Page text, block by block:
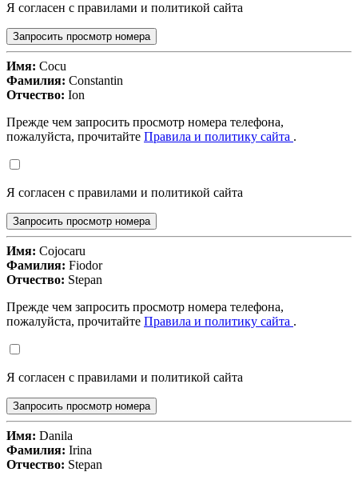
Я согласен с правилами и политикой сайта
Запросить просмотр номера
Имя: Cocu
Фамилия: Constantin
Отчество: Ion
Прежде чем запросить просмотр номера телефона,
пожалуйста, прочитайте Правила и политику сайта .
Я согласен с правилами и политикой сайта
Запросить просмотр номера
Имя: Cojocaru
Фамилия: Fiodor
Отчество: Stepan
Прежде чем запросить просмотр номера телефона,
пожалуйста, прочитайте Правила и политику сайта .
Я согласен с правилами и политикой сайта
Запросить просмотр номера
Имя: Danila
Фамилия: Irina
Отчество: Stepan